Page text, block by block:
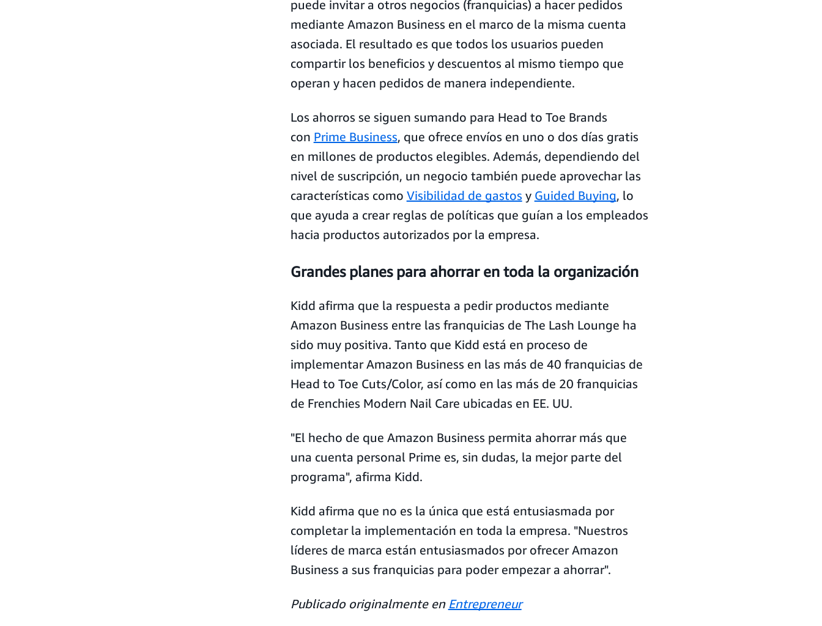
puede invitar a otros negocios (franquicias) a hacer pedidos
mediante Amazon Business en el marco de la misma cuenta
asociada. El resultado es que todos los usuarios pueden
compartir los beneficios y descuentos al mismo tiempo que
operan y hacen pedidos de manera independiente.
Los ahorros se siguen sumando para Head to Toe Brands
con Prime Business, que ofrece envíos en uno o dos días gratis
en millones de productos elegibles. Además, dependiendo del
nivel de suscripción, un negocio también puede aprovechar las
características como Visibilidad de gastos y Guided Buying, lo
que ayuda a crear reglas de políticas que guían a los empleados
hacia productos autorizados por la empresa.
Grandes planes para ahorrar en toda la organización
Kidd afirma que la respuesta a pedir productos mediante
Amazon Business entre las franquicias de The Lash Lounge ha
sido muy positiva. Tanto que Kidd está en proceso de
implementar Amazon Business en las más de 40 franquicias de
Head to Toe Cuts/Color, así como en las más de 20 franquicias
de Frenchies Modern Nail Care ubicadas en EE. UU.
"El hecho de que Amazon Business permita ahorrar más que
una cuenta personal Prime es, sin dudas, la mejor parte del
programa", afirma Kidd.
Kidd afirma que no es la única que está entusiasmada por
completar la implementación en toda la empresa. "Nuestros
líderes de marca están entusiasmados por ofrecer Amazon
Business a sus franquicias para poder empezar a ahorrar".
Publicado originalmente en Entrepreneur